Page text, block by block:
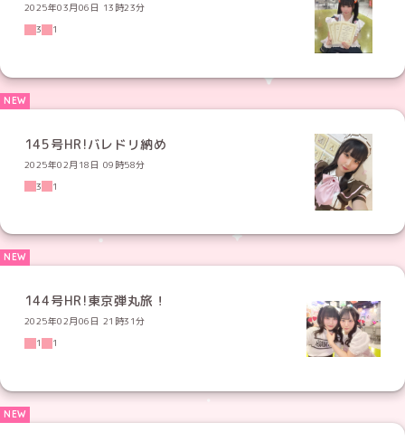
2025年03月06日 13時23分
3
1
145号HR!バレドリ納め
2025年02月18日 09時58分
3
1
144号HR!東京弾丸旅！
2025年02月06日 21時31分
1
1